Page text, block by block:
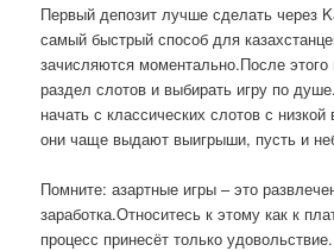
Первый депозит лучше сделать через
самый быстрый способ для
зачисляются моментально.После
раздел слотов и выбирать игру по
начать с классических слотов с
они чаще выдают выигрыши, пусть и
Помните: азартные игры – это
заработка.Относитесь к этому как к
процесс принесёт только удовольствие.